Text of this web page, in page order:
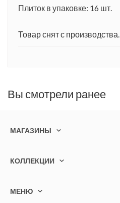
Плиток в упаковке: 16 шт.
Товар снят с производства.
Вы смотрели ранее
МАГАЗИНЫ
КОЛЛЕКЦИИ
МЕНЮ